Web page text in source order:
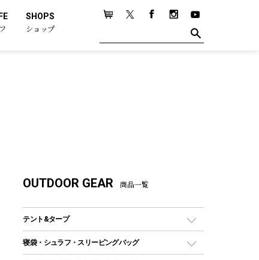
SHOPS
ショップ
OUTDOOR GEAR 商品一覧
テント&タープ
テント
寝袋・シュラフ・スリーピングバッグ